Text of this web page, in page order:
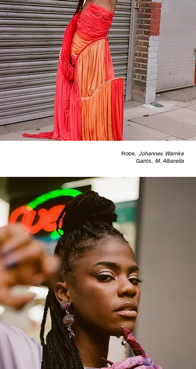
Robe, Johannes Warnke
Gants, M. Albarella